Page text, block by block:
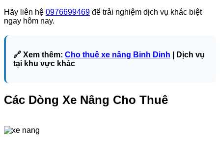
Hãy liên hệ 0976699469 để trải nghiệm dịch vụ khác biệt
ngay hôm nay.
🔗 Xem thêm: Cho thuê xe nâng Binh Dinh | Dịch vụ
tại khu vực khác
Các Dòng Xe Nâng Cho Thuê